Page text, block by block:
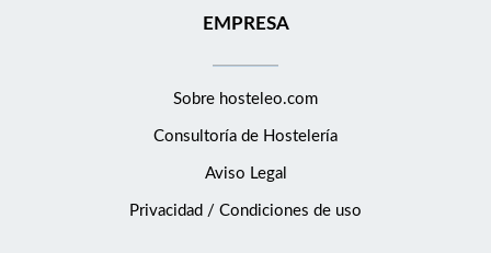
EMPRESA
Sobre hosteleo.com
Consultoría de Hostelería
Aviso Legal
Privacidad / Condiciones de uso